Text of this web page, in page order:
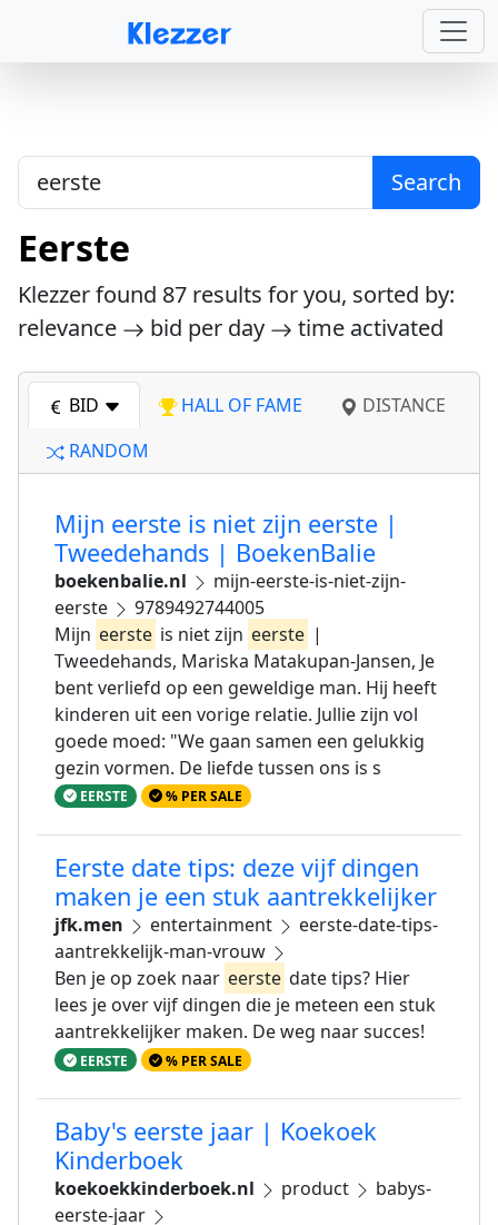
Search
Eerste
Klezzer found 87 results for you, sorted by:
relevance
bid per day time activated
BID HALL OF FAME
DISTANCE
RANDOM
Mijn eerste is niet zijn eerste |
Tweedehands | BoekenBalie
boekenbalie.nl
mijn-eerste-is-niet-zijn-
eerste
9789492744005
Mijn eerste is niet zijn eerste |
Tweedehands, Mariska Matakupan-Jansen, Je
bent verliefd op een geweldige man. Hij heeft
kinderen uit een vorige relatie. Jullie zijn vol
goede moed: "We gaan samen een gelukkig
gezin vormen. De liefde tussen ons is s
EERSTE % PER SALE
Eerste date tips: deze vijf dingen
maken je een stuk aantrekkelijker
jfk.men entertainment
eerste-date-tips-
aantrekkelijk-man-vrouw
Ben je op zoek naar eerste date tips? Hier
lees je over vijf dingen die je meteen een stuk
aantrekkelijker maken. De weg naar succes!
EERSTE % PER SALE
Baby's eerste jaar | Koekoek
Kinderboek
koekoekkinderboek.nl product
babys-
eerste-jaar